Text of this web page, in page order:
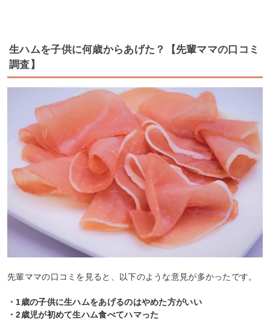
生ハムを子供に何歳からあげた？【先輩ママの口コミ
調査】
先輩ママの口コミを見ると、以下のような意見が多かったです。
・1歳の子供に生ハムをあげるのはやめた方がいい
・2歳児が初めて生ハム食べてハマった